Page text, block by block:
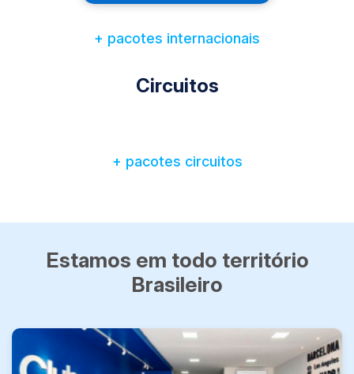
+ pacotes internacionais
Circuitos
+ pacotes circuitos
Estamos em todo território
Brasileiro